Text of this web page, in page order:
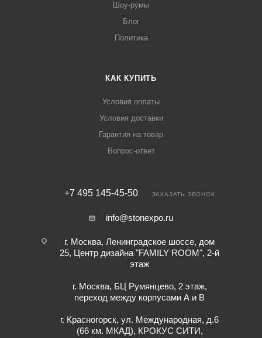
Шоу-румы
Блог
Политика
КАК КУПИТЬ
Условия оплаты
Условия доставки
Гарантия на товар
Вопрос-ответ
+7 495 145-45-50 ЗАКАЗАТЬ ЗВОНОК
info@stonexpo.ru
г. Москва, Ленинградское шоссе, дом
25, Центр дизайна "FAMILY ROOM", 2-й
этаж
г. Москва, БЦ Румянцево, 2 этаж,
переход между корпусами А и В
г. Красногорск, ул. Международная, д.6
(66 км. МКАД), КРОКУС СИТИ,